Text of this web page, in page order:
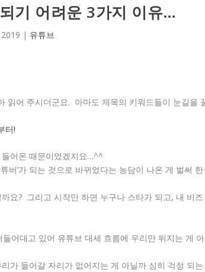
기 어려운 3가지 이유…
| 유튜브
읽어 주시더군요. 아마도 제목의 키워드들이 눈길을
터!
들어온 때문이었겠지요…^^
버’가 되는 것으로 바뀌었다는 농담이 나온 게 벌써 한
요? 그리고 시작만 하면 누구나 스타가 되고, 내 비즈
어대고 있어 유튜브 대세 흐름에 우리만 뒤지는 게 아
가 들어갈 자리가 없어지는 게 아닐까 심히 걱정 되는